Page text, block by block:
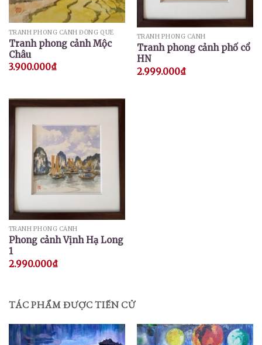
TRANH PHONG CẢNH ĐỒNG QUÊ
Tranh phong cảnh Mộc
Châu
3.900.000₫
TRANH PHONG CẢNH
Tranh phong cảnh phố cổ
HN
2.999.000₫
TRANH PHONG CẢNH
Phong cảnh Vịnh Hạ Long
1
2.990.000₫
TÁC PHẨM ĐƯỢC TIẾN CỬ